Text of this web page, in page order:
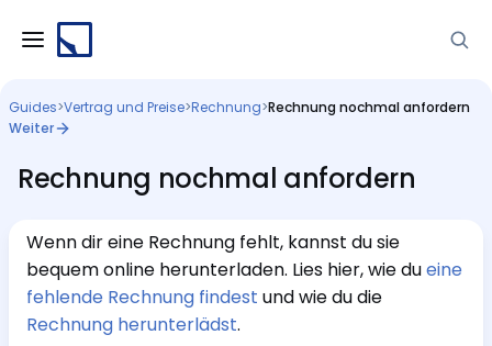
Guides>Vertrag und Preise>Rechnung>Rechnung nochmal anfordern
Weiter
Rechnung nochmal anfordern
Wenn dir eine Rechnung fehlt, kannst du sie
bequem online herunterladen. Lies hier, wie dueine
fehlende Rechnung findest und wie du die
Rechnung herunterlädst.